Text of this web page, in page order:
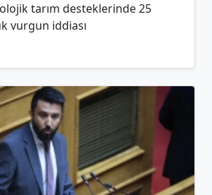
tarım desteklerinde 25
vurgun iddiası